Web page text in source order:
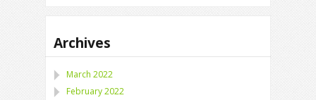
Archives
March 2022
February 2022